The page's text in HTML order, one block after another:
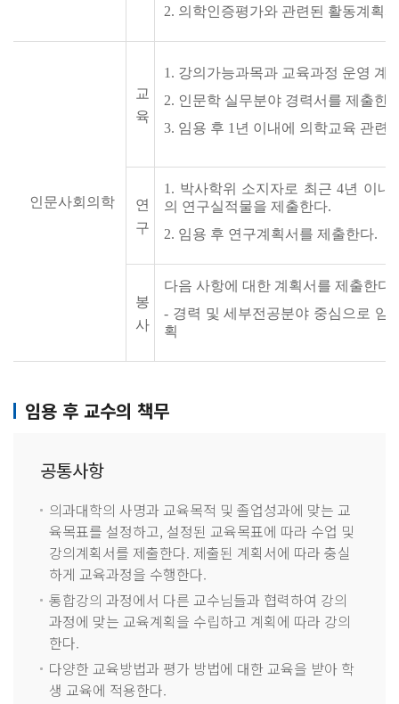
2. 의학인증평가와 관련된 활동계획
인문사회의학
교
육
1. 강의가능과목과 교육과정 운영 계
2. 인문학 실무분야 경력서를 제출한
3. 임용 후 1 년 이내에 의학교육 관련
연
구
1. 박사학위 소지자로 최근 4년 이내
의 연구실적물을 제출한다.
2. 임용 후 연구계획서를 제출한다.
봉
사
다음 사항에 대한 계획서를 제출한다.
- 경력 및 세부전공분야 중심으로 임
획
임용 후 교수의 책무
공통사항
의과대학의 사명과 교육목적 및 졸업성과에 맞는 교
육목표를 설정하고, 설정된 교육목표에 따라 수업 및
강의계획서를 제출한다. 제출된 계획서에 따라 충실
하게 교육과정을 수행한다.
통합강의 과정에서 다른 교수님들과 협력하여 강의
과정에 맞는 교육계획을 수립하고 계획에 따라 강의
한다.
다양한 교육방법과 평가 방법에 대한 교육을 받아 학
생 교육에 적용한다.